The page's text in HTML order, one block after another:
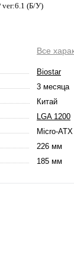
ver:6.1 (Б/У)
Все
Biostar
3 месяца
Китай
LGA 1200
Micro-ATX
226 мм
185 мм